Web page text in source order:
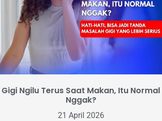
Gigi Ngilu Terus Saat Makan, Itu Normal
Nggak?
21 April 2026